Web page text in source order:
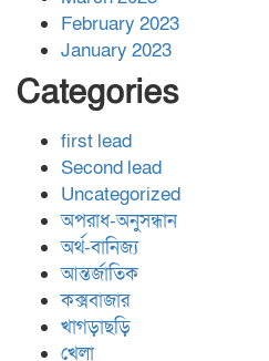
February 2023
January 2023
Categories
first lead
Second lead
Uncategorized
অপরাধ-অনুসন্ধান
অর্থ-বানিজ্য
আন্তর্জাতিক
কক্সবাজার
খাগড়াছড়ি
খেলা